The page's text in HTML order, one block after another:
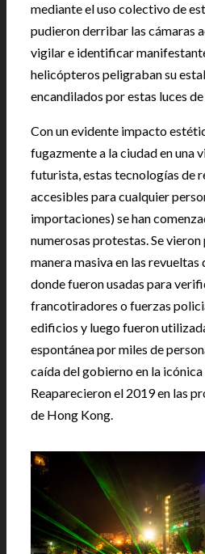
mediante el uso colectivo de
pudieron derribar las cámaras
vigilar e identificar
helicópteros peligraban su
encandilados por estas luces
Con un evidente impacto
fugazmente a la ciudad en una
futurista, estas tecnologías de
accesibles para cualquier
importaciones) se han
numerosas protestas. Se
manera masiva en las revueltas
donde fueron usadas para
francotiradores o fuerzas
edificios y luego fueron
espontánea por miles de
caída del gobierno en la icónica
Reaparecieron el 2019 en las
de Hong Kong.